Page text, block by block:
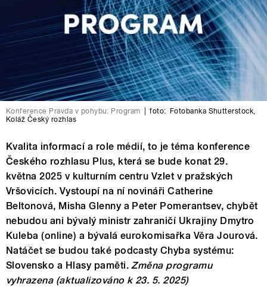
Konference Pravda v pohybu: Program foto: Fotobanka Shutterstock
Koláž Český rozhlas
Kvalita informací a role médií, to je téma konference
Českého rozhlasu Plus, která se bude konat 29.
května 2025 v kulturním centru Vzlet v pražských
Vršovicích. Vystoupí na ní novináři Catherine
Beltonová, Misha Glenny a Peter Pomerantsev, chybět
nebudou ani bývalý ministr zahraničí Ukrajiny Dmytro
Kuleba (online) a bývalá eurokomisařka Věra Jourová.
Natáčet se budou také podcasty Chyba systému:
Slovensko a Hlasy paměti.Změna programu
vyhrazena (aktualizováno k 23. 5. 2025)